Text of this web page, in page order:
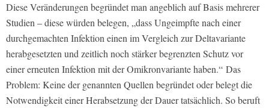
Diese Veränderungen begründet man angeblich auf Basis mehrerer
Studien – diese würden belegen, „dass Ungeimpfte nach einer
durchgemachten Infektion einen im Vergleich zur Deltavariante
herabgesetzten und zeitlich noch stärker begrenzten Schutz vor
einer erneuten Infektion mit der Omikronvariante haben.“ Das
Problem: Keine der genannten Quellen begründet oder belegt die
Notwendigkeit einer Herabsetzung der Dauer tatsächlich. So beruft